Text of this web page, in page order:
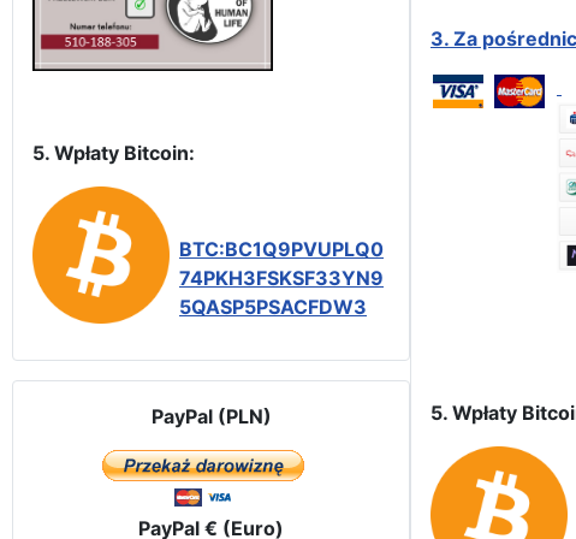
5. Wpłaty Bitcoin:
BTC:BC1Q9PVUPLQ0
74PKH3FSKSF33YN9
5QASP5PSACFDW3
PayPal (PLN)
PayPal € (Euro)
3. Za
5. Wpłaty